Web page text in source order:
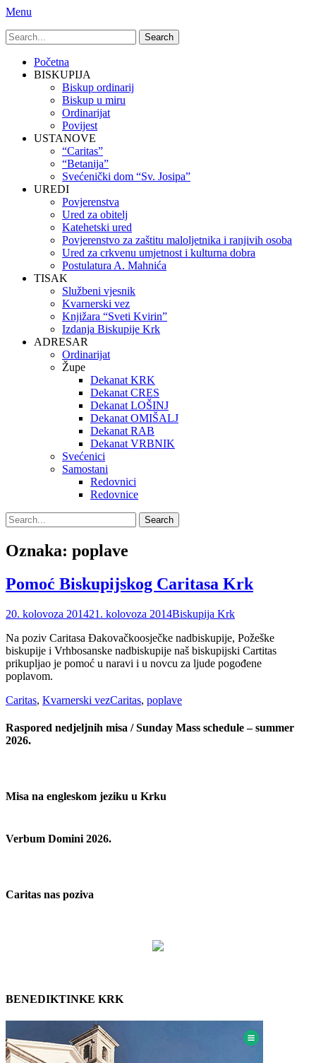
Menu
Search
for:
Primary
Menu
Skip
Početna
BISKUPIJA
Biskup ordinarij
Biskup u miru
Ordinarijat
Povijest
USTANOVE
“Caritas”
“Betanija”
Svećenički dom “Sv. Josipa”
UREDI
Povjerenstva
Ured za obitelj
Katehetski ured
Povjerenstvo za zaštitu maloljetnika i ranjivih osoba
Ured za crkvenu umjetnost i kulturna dobra
Postulatura A. Mahnića
TISAK
Službeni vjesnik
Kvarnerski vez
Knjižara “Sveti Kvirin”
Izdanja Biskupije Krk
ADRESAR
Ordinarijat
Župe
Dekanat KRK
Dekanat CRES
Dekanat LOŠINJ
Dekanat OMIŠALJ
Dekanat RAB
Dekanat VRBNIK
Svećenici
Samostani
Redovnici
Redovnice
Search
Search
for:
Oznaka: poplave
Pomoć Biskupijskog Caritasa Krk
Posted
20. kolovoza 201421. kolovoza 2014Author
Biskupija Krk
Na poziv Caritasa Đakovačkoosječke nadbiskupije, Požeške
biskupije i Vrhbosanske nadbiskupije naš biskupijski Cartitas
prikupljao je pomoć u naravi i u novcu za ljude pogođene
poplavom.
Categories
Caritas, Kvarnerski vezTags
Caritas, poplave
Raspored nedjeljnih misa / Sunday Mass schedule – summer
2026.
Misa na engleskom jeziku u Krku
Verbum Domini 2026.
Caritas nas poziva
BENEDIKTINKE KRK